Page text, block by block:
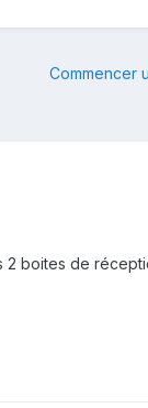
Commencer
boites de